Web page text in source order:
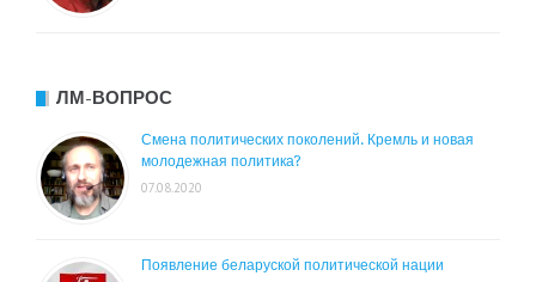
ЛМ-ВОПРОС
Смена политических поколений. Кремль и новая
молодежная политика?
07.08.2020
Появление беларуской политической нации